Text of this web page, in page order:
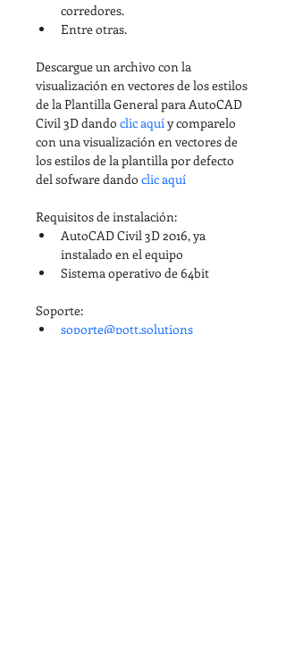
corredores.
Entre otras.
Descargue un archivo con la
visualización en vectores de los estilos
de la Plantilla General para AutoCAD
Civil 3D dando clic aquí y comparelo
con una visualización en vectores de
los estilos de la plantilla por defecto
del sofware dando clic aquí
Requisitos de instalación:
AutoCAD Civil 3D 2016, ya
instalado en el equipo
Sistema operativo de 64bit
Soporte:
soporte@pott.solutions